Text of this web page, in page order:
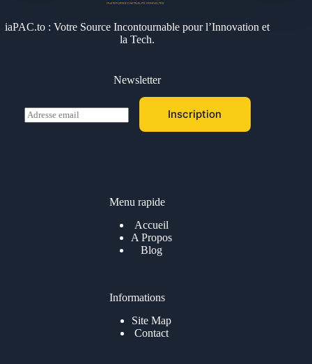
iaPAC.to : Votre Source Incontournable pour l’Innovation et
la Tech.
Newsletter
E
m
Inscription
Menu rapide
Accueil
A Propos
Blog
Informations
Site Map
Contact